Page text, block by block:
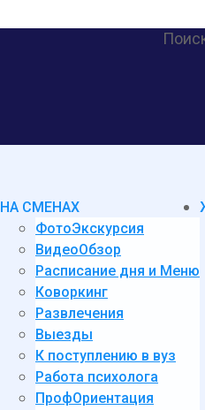
НА СМЕНАХ
ФотоЭкскурсия
ВидеоОбзор
Расписание дня и Меню
Коворкинг
Развлечения
Выезды
К поступлению в вуз
Работа психолога
ПрофОриентация